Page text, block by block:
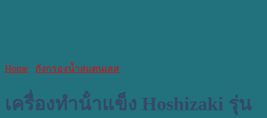
Home / ถังกรองน้ำสแตนเลส
เครื่องทําน้ําแข็ง Hoshizaki รุ่น